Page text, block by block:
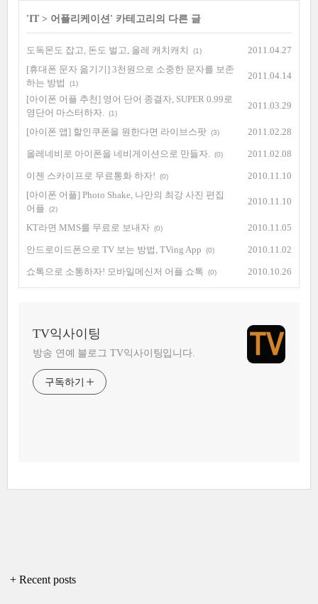
'IT > 어플리케이션 ' 카테고리의 다른 글
도독몬도 잡고, 돈도 벌고, 올레 캐치캐치 (1)
2011.04.27
[휴대폰 문자 옮기기] 3천원으로 소중한 문자를 보존
하는 방법
(1)
2011.04.14
[아이폰 어플 추천] 영어 단어 종결자, SUPER 0.99로
영단어 마스터하자.
(1)
2011.03.29
[아이폰 앱] 할인쿠폰을 원한다면 라이브스팟 (3) 2011.02.28
올레네비로 아이폰을 네비게이션으로 만들자. (0) 2011.02.08
이젠 스카이프로 무료통화 하자! (0)
2010.11.10
[아이폰 어플] Photo Shake, 나만의 최강 사진 편집
어플
(2)
2010.11.10
KT라면 MMS를 무료로 보내자 (0) 2010.11.05
안드로이드폰으로 TV 보는 방법, TVing App (0) 2010.11.02
쇼톡으로 소통하자! 모바일메신저 어플 쇼톡 (0) 2010.10.26
TV익사이팅
방송 연예 블로그 TV익사이팅입니다.
구독하기
+ Recent posts